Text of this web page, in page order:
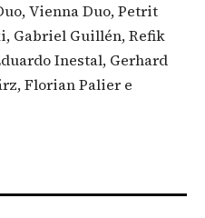
Vienna Duo, Petrit
Gabriel Guillén, Refik
Inestal, Gerhard
Florian Palier e